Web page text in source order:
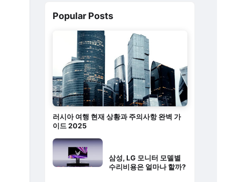
Popular Posts
러시아 여행 현재 상황과 주의사항 완벽 가
이드 2025
삼성, LG 모니터 모델별
수리비용은 얼마나 할까?